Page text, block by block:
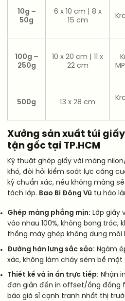
10g –
50g
6 x 10 cm | 8 x
15 cm
100g –
250g
10 x 20 cm | 11 x
22 cm
500g 13 x 28 cm
Xưởng sản xuất túi
tận gốc tại TP.HCM
Kỹ thuật ghép giấy với màng
khó, đòi hỏi kiểm soát lực căng
kỳ chuẩn xác, nếu không màng
tách lớp. Bao Bì Đông Vũ tự hào
Ghép màng phẳng mịn: Lớp giấy
vào nhau 100%, không bong tróc,
thống máy ghép không dung môi
Đường hàn lưng sắc sảo: Ngàm
xác, không làm cháy sém bề mặt
Thiết kế và in ấn trực tiếp: Nhận
đơn giản đến in offset/ống đồng
báo giá sỉ cạnh tranh nhất thị